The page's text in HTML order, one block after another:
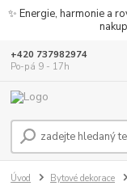
✨ Energie, harmonie a
+420 737982974
Po-pá 9 - 17h
Úvod Bytové dekorace